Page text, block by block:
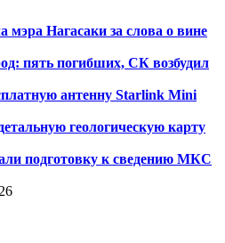
мэра Нагасаки за слова о вине
пять погибших, СК возбудил
антенну Starlink Mini
геологическую карту
подготовку к сведению МКС